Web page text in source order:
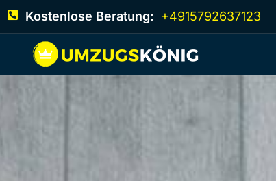
Kostenlose Beratung: +4915792637123